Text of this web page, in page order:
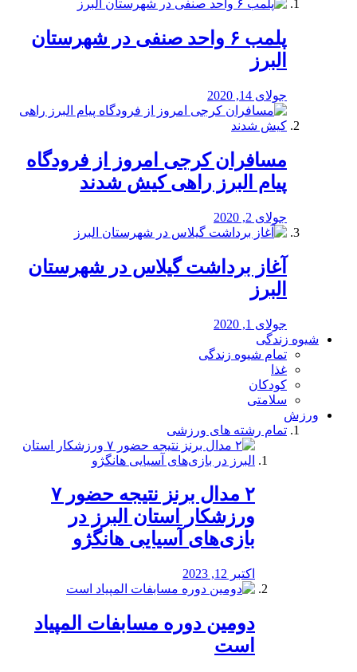
پلمب ۶ واحد صنفی در شهرستان
البرز
جولای 14, 2020
مسافران کرجی امروز از فرودگاه
پیام البرز راهی کیش شدند
جولای 2, 2020
آغاز برداشت گیلاس در شهرستان
البرز
جولای 1, 2020
شیوه زندگی
تمام شیوه زندگی
غذا
کودکان
سلامتی
ورزش
تمام رشته های ورزشی
۲ مدال برنز نتیجه حضور ۷
ورزشکار استان البرز در
بازی‌های آسیایی هانگژو
اکتبر 12, 2023
دومین دوره مسابفات المپیاد
است